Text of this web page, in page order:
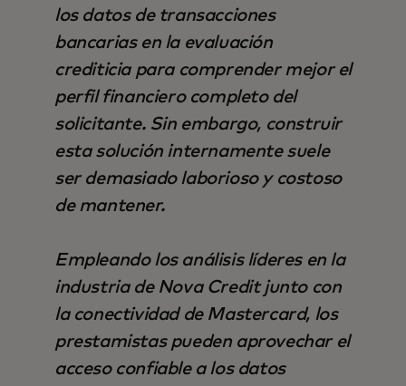
los datos de transacciones
bancarias en la evaluación
crediticia para comprender mejor el
perfil financiero completo del
solicitante. Sin embargo, construir
esta solución internamente suele
ser demasiado laborioso y costoso
de mantener.
Empleando los análisis líderes en la
industria de Nova Credit junto con
la conectividad de Mastercard, los
prestamistas pueden aprovechar el
acceso confiable a los datos